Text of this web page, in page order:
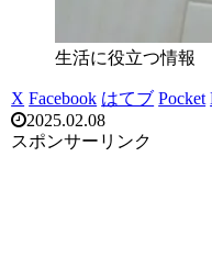
生活に役立つ情報
X Facebook はてブ Pocket
2025.02.08
スポンサーリンク